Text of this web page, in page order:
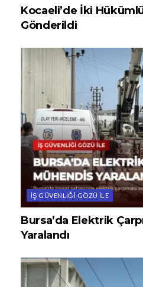
Kocaeli’de İki
Gönderildi
İŞ GÜVENLIĞI GÖZÜ ILE
Bursa’da Elektrik
Yaralandı